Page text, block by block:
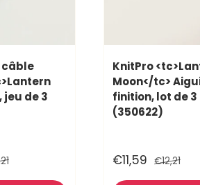
câble
jeu de 3
KnitPro
Moon</tc>
finition, lot de 3
(350622)
€11,59 €12,21